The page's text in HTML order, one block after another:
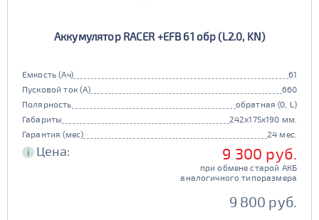
Аккумулятор RACER +EFB 61 обр (L2.0, KN)
Емкость (Ач)
61
Пусковой ток (А)
660
Полярность
обратная (0, L)
Габариты
242x175x190 мм.
Гарантия (мес)
24 мес.
i Цена: 9 300 руб.
при обмене старой АКБ
аналогичного типоразмера
9 800 руб.